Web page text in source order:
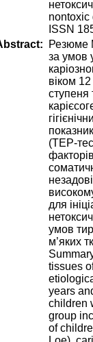
nontoxic
ISSN
:
Резюме
за умов
віком
ступеня
(ТЕР-
для
умов
м’яких
tissues
years
children
group
of